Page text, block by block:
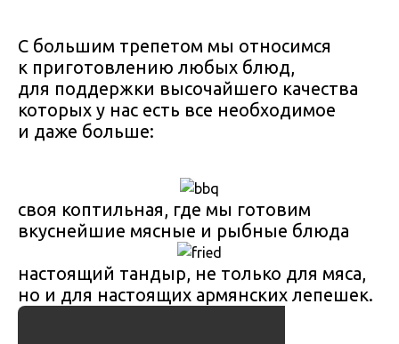
С большим трепетом мы относимся
к приготовлению любых блюд,
для поддержки высочайшего качества
которых у нас есть все необходимое
и даже больше:
своя коптильная, где мы готовим
вкуснейшие мясные и рыбные блюда
настоящий тандыр, не только для мяса,
но и для настоящих армянских лепешек.